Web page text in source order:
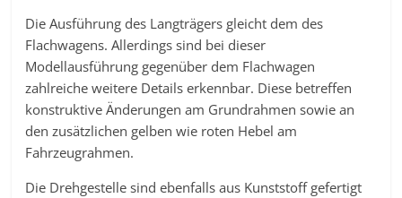
Die Ausführung des Langträgers gleicht dem des
Flachwagens. Allerdings sind bei dieser
Modellausführung gegenüber dem Flachwagen
zahlreiche weitere Details erkennbar. Diese betreffen
konstruktive Änderungen am Grundrahmen sowie an
den zusätzlichen gelben wie roten Hebel am
Fahrzeugrahmen.
Die Drehgestelle sind ebenfalls aus Kunststoff gefertigt